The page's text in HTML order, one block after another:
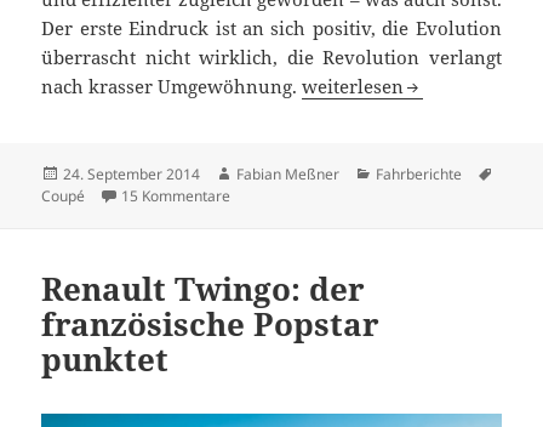
Der erste Eindruck ist an sich positiv, die Evolution
überrascht nicht wirklich, die Revolution verlangt
nach krasser Umgewöhnung.Erster Fahreindruck: Audi
weiterlesen
Veröffentlicht
am
24. September 2014 Autor
Fabian Meßner Kategorien
Fahrberichte
Coupé
15 Kommentare
Renault Twingo: der
französische Popstar
punktet